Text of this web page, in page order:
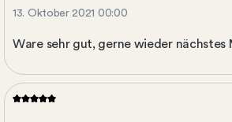
13. Oktober 2021 00:00
Ware sehr gut, gerne wieder nächstes